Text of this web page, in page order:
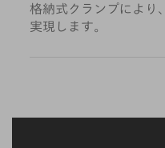
格納式クランプにより
実現します。